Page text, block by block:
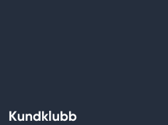
Kundklubb